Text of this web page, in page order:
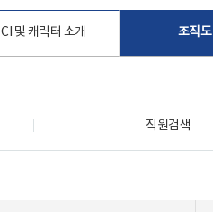
CI 및 캐릭터 소개 조직도
직원검색